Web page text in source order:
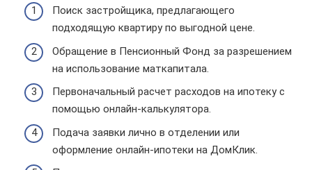
Поиск застройщика, предлагающего
подходящую квартиру по выгодной цене.
Обращение в Пенсионный Фонд за разрешением
на использование маткапитала.
Первоначальный расчет расходов на ипотеку с
помощью онлайн-калькулятора.
Подача заявки лично в отделении или
оформление онлайн-ипотеки на ДомКлик.